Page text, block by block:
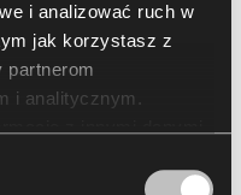
i analizować ruch w
jak korzystasz z
partnerom
i analitycznym.
z plików cookie